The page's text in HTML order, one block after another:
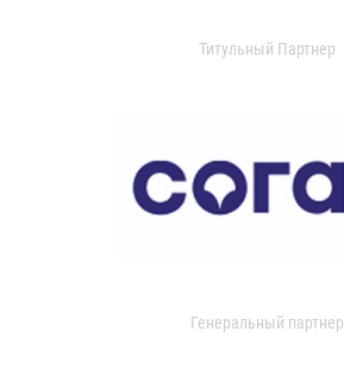
Титульный Партнер
Генеральный партнер